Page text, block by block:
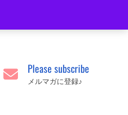
Please subscribe
メルマガに登録♪